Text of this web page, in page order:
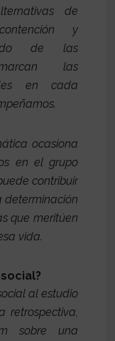
de
y
de las
las
en cada
ocasiona
en el grupo
contribuir
determinación
que meritúen
vida.
al estudio
retrospectiva,
sobre una